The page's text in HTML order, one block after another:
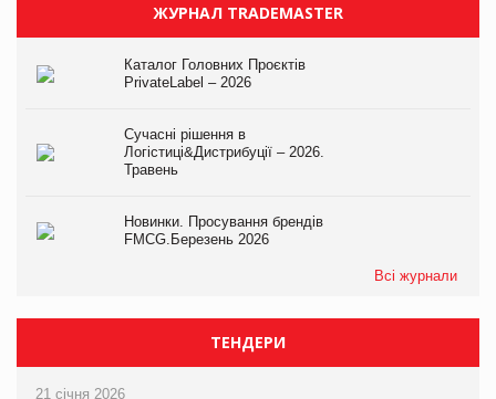
ЖУРНАЛ TRADEMASTER
Каталог Головних Проєктів
PrivateLabel – 2026
Сучасні рішення в
Логістиці&Дистрибуції – 2026.
Травень
Новинки. Просування брендів
FMCG.Березень 2026
Всі журнали
ТЕНДЕРИ
21 січня 2026